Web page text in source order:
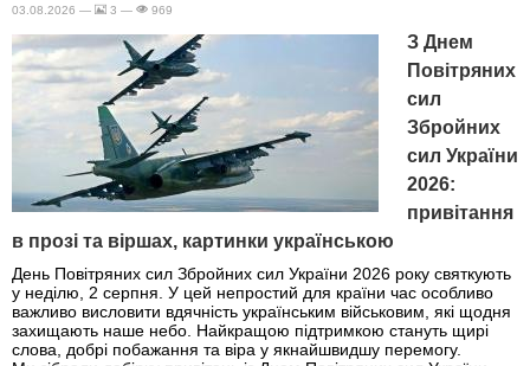
03.08.2026 — 3 — 969
З Днем
Повітряних
сил
Збройних
сил України
2026:
привітання
в прозі та віршах, картинки українською
День Повітряних сил Збройних сил України 2026 року святкують
у неділю, 2 серпня. У цей непростий для країни час особливо
важливо висловити вдячність українським військовим, які щодня
захищають наше небо. Найкращою підтримкою стануть щирі
слова, добрі побажання та віра у якнайшвидшу перемогу.